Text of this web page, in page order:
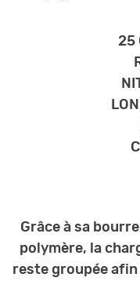
25
Grâce à sa
polymère, la
reste groupée